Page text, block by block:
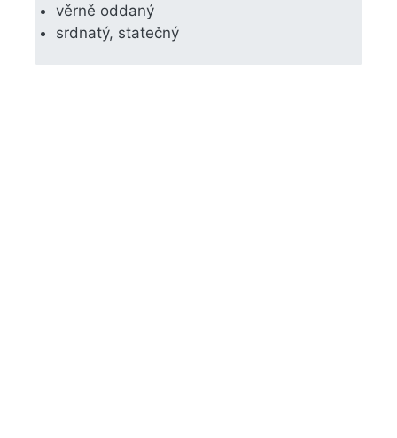
věrně oddaný
srdnatý, statečný